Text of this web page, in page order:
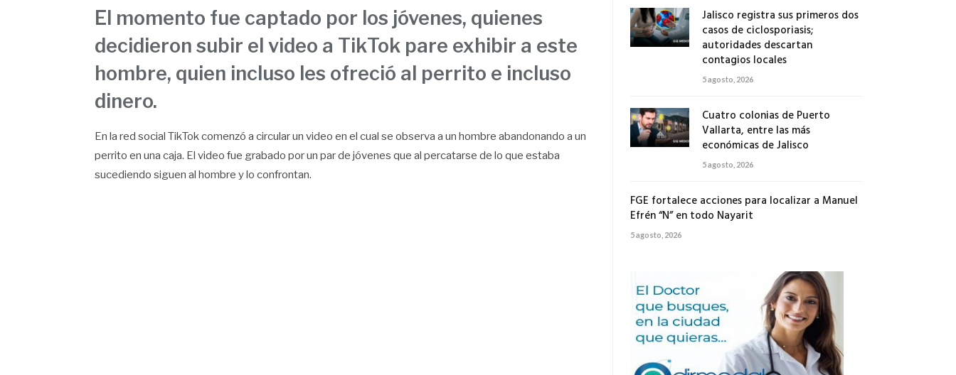
El momento fue captado por los jóvenes, quienes
decidieron subir el video a TikTok pare exhibir a este
hombre, quien incluso les ofreció al perrito e incluso
dinero.
En la red social TikTok comenzó a circular un video en el cual se observa a un hombre abandonando a un
perrito en una caja. El video fue grabado por un par de jóvenes que al percatarse de lo que estaba
sucediendo siguen al hombre y lo confrontan.
Jalisco registra sus primeros dos
casos de ciclosporiasis;
autoridades descartan
contagios locales
5 agosto, 2026
Cuatro colonias de Puerto
Vallarta, entre las más
económicas de Jalisco
5 agosto, 2026
FGE fortalece acciones para localizar a Manuel
Efrén “N” en todo Nayarit
5 agosto, 2026